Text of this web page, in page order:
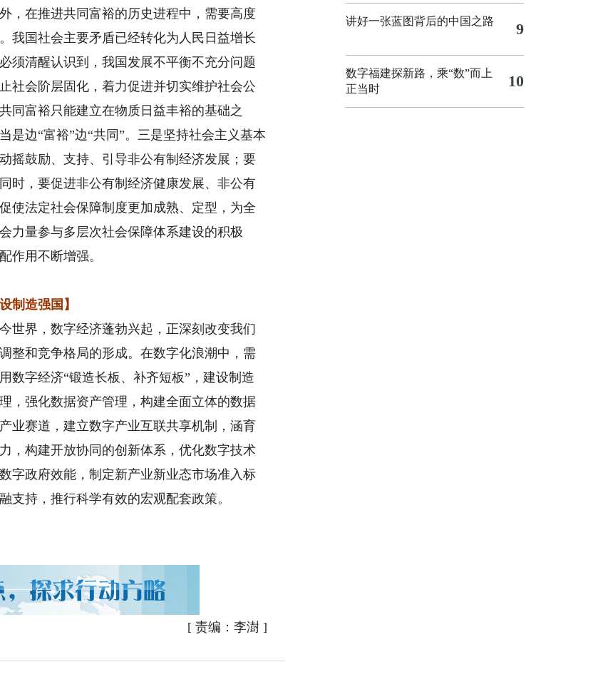
，在推进共同富裕的历史进程中，需要高度
我国社会主要矛盾已经转化为人民日益增长
须清醒认识到，我国发展不平衡不充分问题
社会阶层固化，着力促进并切实维护社会公
同富裕只能建立在物质日益丰裕的基础之
是边“富裕”边“共同”。三是坚持社会主义基本
摇鼓励、支持、引导非公有制经济发展；要
时，要促进非公有制经济健康发展、非公有
使法定社会保障制度更加成熟、定型，为全
力量参与多层次社会保障体系建设的积极
作用不断增强。
造强国】
界，数字经济蓬勃兴起，正深刻改变我们
整和竞争格局的形成。在数字化浪潮中，需
数字经济“锻造长板、补齐短板”，建设制造
，强化数据资产管理，构建全面立体的数据
业赛道，建立数字产业互联共享机制，涵育
，构建开放协同的创新体系，优化数字技术
字政府效能，制定新产业新业态市场准入标
支持，推行科学有效的宏观配套政策。
[ 责编：李澍]
讲好一张蓝图背后的中国之路 9
数字福建探新路，乘“数”而上
正当时
10